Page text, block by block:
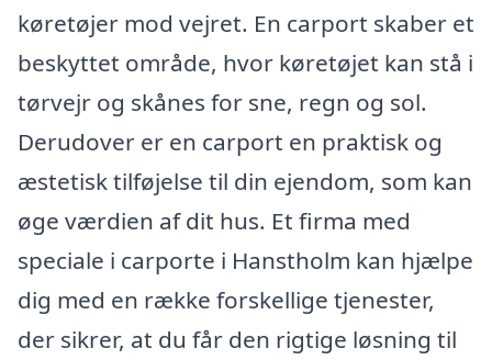
køretøjer mod vejret. En carport skaber et
beskyttet område, hvor køretøjet kan stå i
tørvejr og skånes for sne, regn og sol.
Derudover er en carport en praktisk og
æstetisk tilføjelse til din ejendom, som kan
øge værdien af dit hus. Et firma med
speciale i carporte i Hanstholm kan hjælpe
dig med en række forskellige tjenester,
der sikrer, at du får den rigtige løsning til